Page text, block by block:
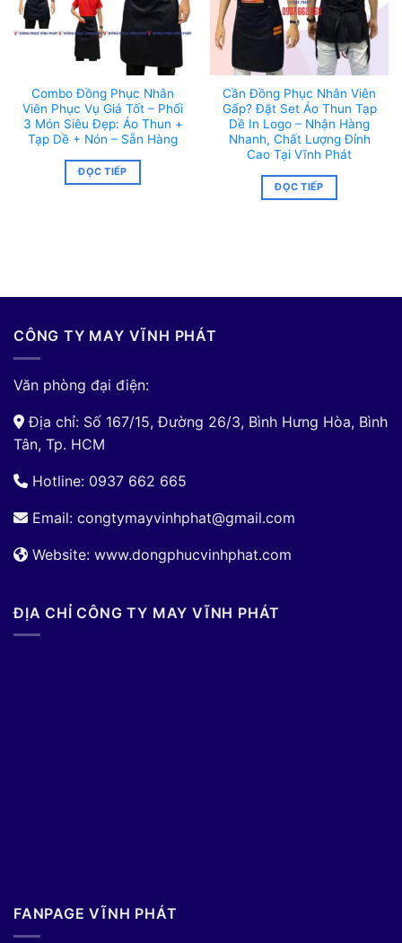
Combo Đồng Phục Nhân
Viên Phục Vụ Giá Tốt – Phối
3 Món Siêu Đẹp: Áo Thun +
Tạp Dề + Nón – Sẵn Hàng
ĐỌC TIẾP
Cần Đồng Phục Nhân Viên
Gấp? Đặt Set Áo Thun Tạp
Dề In Logo – Nhận Hàng
Nhanh, Chất Lượng Đỉnh
Cao Tại Vĩnh Phát
ĐỌC TIẾP
CÔNG TY MAY VĨNH PHÁT
Văn phòng đại điện:
Địa chỉ: Số 167/15, Đường 26/3, Bình Hưng Hòa, Bình
Tân, Tp. HCM
Hotline: 0937 662 665
Email: congtymayvinhphat@gmail.com
Website: www.dongphucvinhphat.com
ĐỊA CHỈ CÔNG TY MAY VĨNH PHÁT
FANPAGE VĨNH PHÁT